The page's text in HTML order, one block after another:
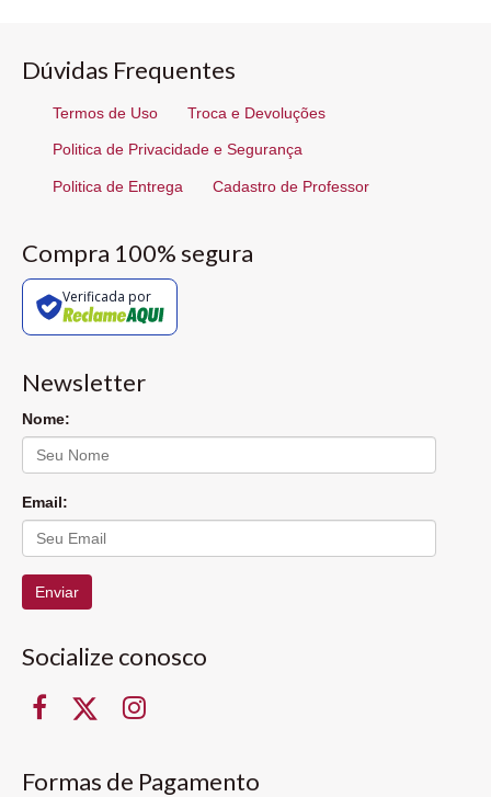
Dúvidas Frequentes
Termos de Uso Troca e Devoluções
Politica de Privacidade e Segurança
Politica de Entrega Cadastro de Professor
Compra 100% segura
Verificada por
Newsletter
Nome:
Email:
Enviar
Socialize conosco
Formas de Pagamento